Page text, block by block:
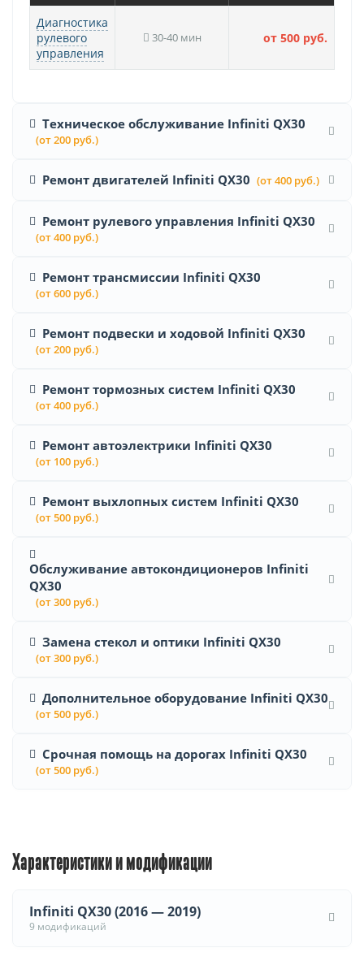
Диагностика
рулевого
управления
30-40 мин от 500 руб.
Техническое обслуживание Infiniti QX30
(от 200 руб.)
Ремонт двигателей Infiniti QX30 (от 400 руб.)
Ремонт рулевого управления Infiniti QX30
(от 400 руб.)
Ремонт трансмиссии Infiniti QX30
(от 600 руб.)
Ремонт подвески и ходовой Infiniti QX30
(от 200 руб.)
Ремонт тормозных систем Infiniti QX30
(от 400 руб.)
Ремонт автоэлектрики Infiniti QX30
(от 100 руб.)
Ремонт выхлопных систем Infiniti QX30
(от 500 руб.)
Обслуживание автокондиционеров Infiniti
QX30
(от 300 руб.)
Замена стекол и оптики Infiniti QX30
(от 300 руб.)
Дополнительное оборудование Infiniti QX30
(от 500 руб.)
Срочная помощь на дорогах Infiniti QX30
(от 500 руб.)
Характеристики и модификации
Infiniti QX30 (2016 — 2019)
9 модификаций